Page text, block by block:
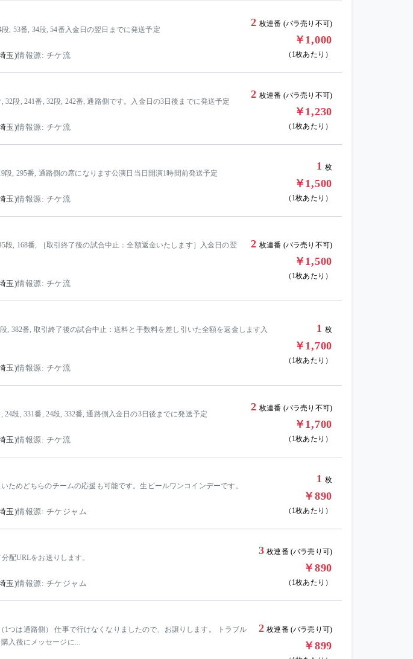
, 53番, 34段, 54番入金日の翌日までに発送予定
玉)情報源: チケ流
2 枚連番 (バラ売り不可)
￥1,000
（1枚あたり）
段, 241番, 32段, 242番, 通路側です。入金日の3日後までに発送予定
玉)情報源: チケ流
2 枚連番 (バラ売り不可)
￥1,230
（1枚あたり）
段, 295番, 通路側の席になります公演日当日開演1時間前発送予定
玉)情報源: チケ流
1 枚
￥1,500
（1枚あたり）
段, 168番, ［取引終了後の試合中止：全額返金いたします］入金日の翌
玉)情報源: チケ流
2 枚連番 (バラ売り不可)
￥1,500
（1枚あたり）
, 382番, 取引終了後の試合中止：送料と手数料を差し引いた全額を返金します入
玉)情報源: チケ流
1 枚
￥1,700
（1枚あたり）
段, 331番, 24段, 332番, 通路側入金日の3日後までに発送予定
玉)情報源: チケ流
2 枚連番 (バラ売り不可)
￥1,700
（1枚あたり）
ためどちらのチームの応援も可能です。生ビールワンコインデーです。
玉)情報源: チケジャム
1 枚
￥890
（1枚あたり）
配URLをお送りします。
玉)情報源: チケジャム
3 枚連番 (バラ売り可)
￥890
（1枚あたり）
1つは通路側） 仕事で行けなくなりましたので、お譲りします。 トラブル
入後にメッセージに...
2 枚連番 (バラ売り可)
￥899